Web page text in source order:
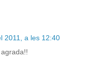
2011, a les 12:40